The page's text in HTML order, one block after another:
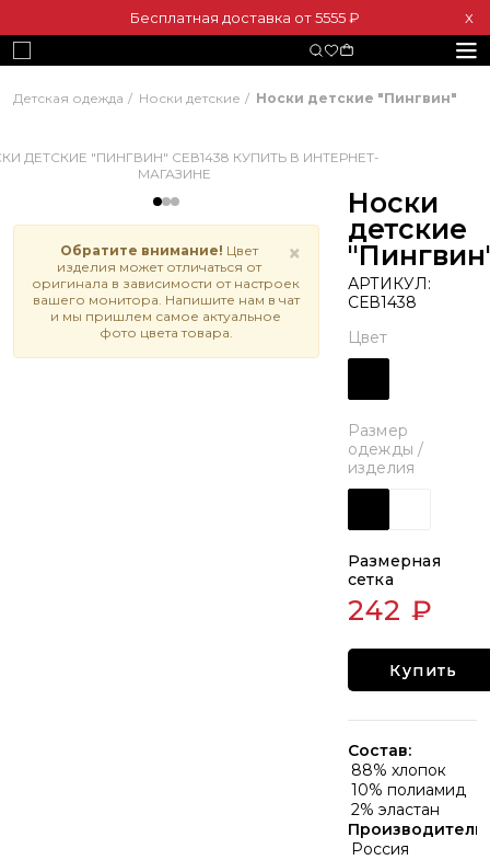
Бесплатная доставка от 5555 ₽ Х
Детская одежда Носки детские Носки детские "Пингвин"
×
Обратите внимание! Цвет
изделия может отличаться от
оригинала в зависимости от настроек
вашего монитора. Напишите нам в чат
и мы пришлем самое актуальное
фото цвета товара.
Носки
детские
АРТИКУЛ:
СЕВ1438
Цвет
Размер
одежды /
изделия
Размерная
сетка
242 ₽
Купить
Состав:
88% хлопок
10% полиамид
2% эластан
Производитель:
Россия